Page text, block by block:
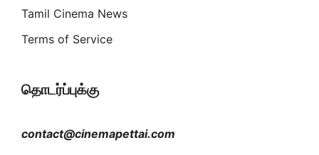
Tamil Cinema News
Terms of Service
தொடர்ப்புக்கு
contact@cinemapettai.com